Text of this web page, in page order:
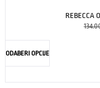
REBECCA
ODABERI OPCIJE